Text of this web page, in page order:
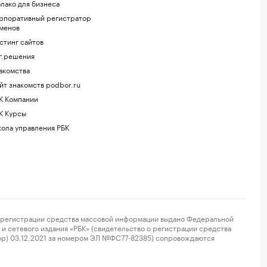
для бизнеса
регистратор
сайтов
знакомств podbor.ru
Компании
Курсы
управления РБК
средства массовой информации выдано Федеральной
издания «РБК» (свидетельство о регистрации средства
03.12.2021 за номером ЭЛ №ФС77-82385) сопровождаются